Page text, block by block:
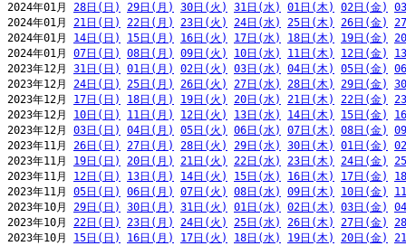
2024年01月 28日(日) 29日(月) 30日(火) 31日(水) 01日(木) 02日(金)
2024年01月 21日(日) 22日(月) 23日(火) 24日(水) 25日(木) 26日(金)
2024年01月 14日(日) 15日(月) 16日(火) 17日(水) 18日(木) 19日(金)
2024年01月 07日(日) 08日(月) 09日(火) 10日(水) 11日(木) 12日(金)
2023年12月 31日(日) 01日(月) 02日(火) 03日(水) 04日(木) 05日(金)
2023年12月 24日(日) 25日(月) 26日(火) 27日(水) 28日(木) 29日(金)
2023年12月 17日(日) 18日(月) 19日(火) 20日(水) 21日(木) 22日(金)
2023年12月 10日(日) 11日(月) 12日(火) 13日(水) 14日(木) 15日(金)
2023年12月 03日(日) 04日(月) 05日(火) 06日(水) 07日(木) 08日(金)
2023年11月 26日(日) 27日(月) 28日(火) 29日(水) 30日(木) 01日(金)
2023年11月 19日(日) 20日(月) 21日(火) 22日(水) 23日(木) 24日(金)
2023年11月 12日(日) 13日(月) 14日(火) 15日(水) 16日(木) 17日(金)
2023年11月 05日(日) 06日(月) 07日(火) 08日(水) 09日(木) 10日(金)
2023年10月 29日(日) 30日(月) 31日(火) 01日(水) 02日(木) 03日(金)
2023年10月 22日(日) 23日(月) 24日(火) 25日(水) 26日(木) 27日(金)
2023年10月 15日(日) 16日(月) 17日(火) 18日(水) 19日(木) 20日(金)